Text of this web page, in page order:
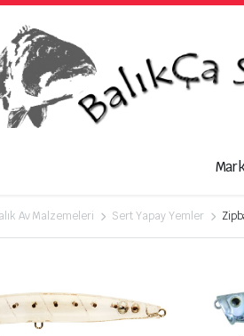
Av Malzemeleri Sert Yapay Yemler